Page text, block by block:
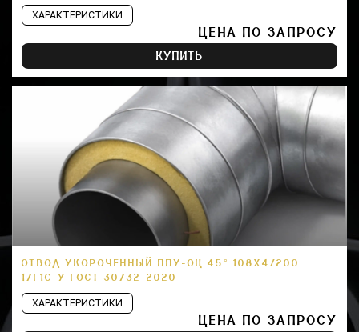
ХАРАКТЕРИСТИКИ
ЦЕНА ПО ЗАПРОСУ
КУПИТЬ
ОТВОД УКОРОЧЕННЫЙ ППУ-ОЦ 45° 108Х4/200
17Г1С-У ГОСТ 30732-2020
ХАРАКТЕРИСТИКИ
ЦЕНА ПО ЗАПРОСУ